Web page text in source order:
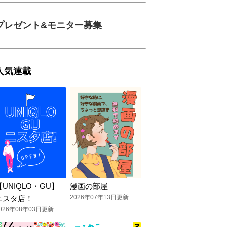
レゼント&モニター募集
気連載
UNIQLO・GU】
スタ店！
年08年03日更新
漫画の部屋
2026年07年13日更新